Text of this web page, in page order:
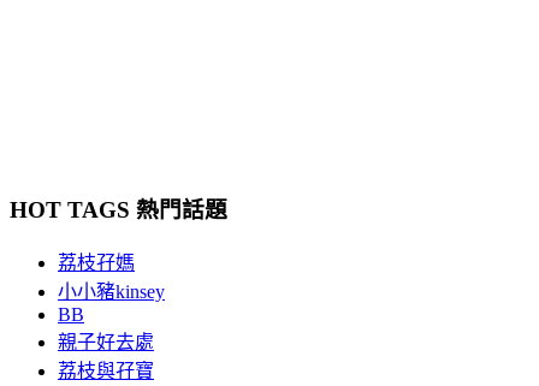
HOT TAGS 熱門話題
荔枝孖媽
小小豬kinsey
BB
親子好去處
荔枝與孖寶